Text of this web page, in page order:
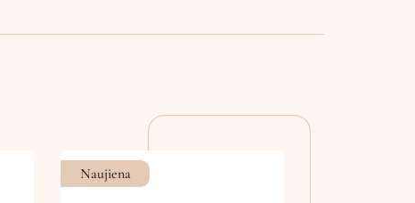
Naujiena